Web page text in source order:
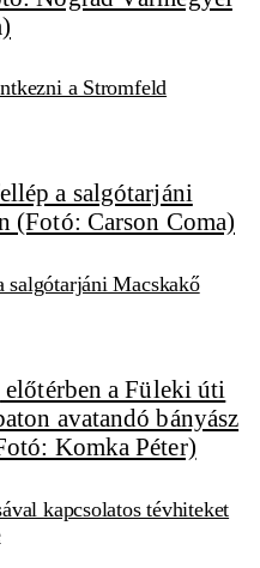
a Stromfeld
salgótarjáni Macskakő
kapcsolatos tévhiteket